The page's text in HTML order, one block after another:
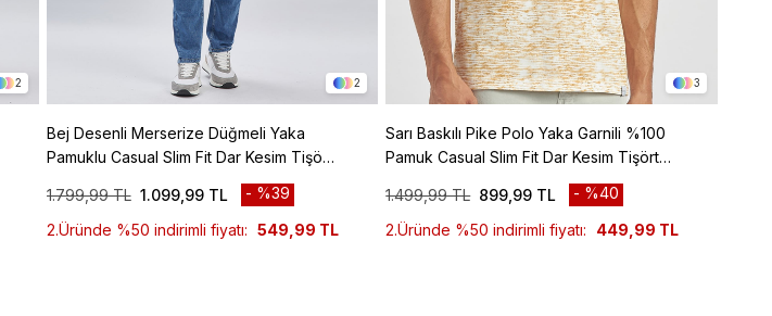
2 2
Bej Desenli Merserize Düğmeli Yaka
Pamuklu Casual Slim Fit Dar Kesim Tişört
1.099,99 TL
1.799,99 TL
%39
2.Üründe %50 indirimli fiyatı: 549,99 TL
3
Sarı Baskılı Pike Polo Yaka Garnili %100
Pamuk Casual Slim Fit Dar Kesim Tişört
899,99 TL
1.499,99 TL
%40
2.Üründe %50 indirimli fiyatı:
449,99 TL